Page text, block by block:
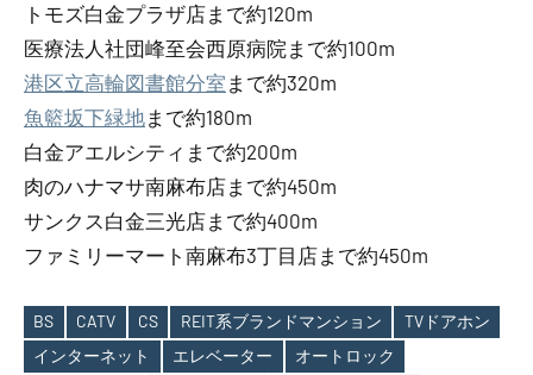
トモズ白金プラザ店まで約120m
医療法人社団峰至会西原病院まで約100m
港区立高輪図書館分室 まで約320m
魚籃坂下緑地まで約180m
白金アエルシティまで約200m
肉のハナマサ南麻布店まで約450m
サンクス白金三光店まで約400m
ファミリーマート南麻布3丁目店まで約450m
BS CATV CS REIT系ブランドマンション
TVドアホン
インターネット
エレベーター
オートロック